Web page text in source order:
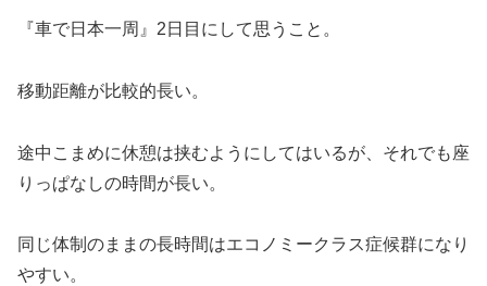
『車で日本一周』2日目にして思うこと。
移動距離が比較的長い。
途中こまめに休憩は挟むようにしてはいるが、それでも座
りっぱなしの時間が長い。
同じ体制のままの長時間はエコノミークラス症候群になり
やすい。